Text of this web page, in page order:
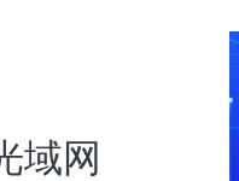
域网